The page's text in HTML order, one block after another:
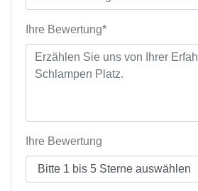
Ihre Bewertung*
Ihre Bewertung